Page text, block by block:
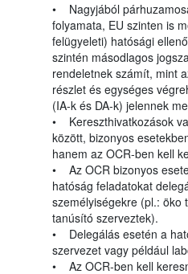
• Nagyjából
folyamata, EU szinten is
felügyeleti) hatósági
szintén másodlagos
rendeletnek számít, mint
részlet és egységes
(IA-k és DA-k) jelennek
• Kereszthivatkozások
között, bizonyos
hanem az OCR-ben kell
• Az OCR bizonyos
hatóság feladatokat
személyiségekre (pl.: öko
tanúsító szerveztek).
• Delegálás esetén a
szervezet vagy például
• Az OCR-ben kell